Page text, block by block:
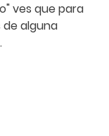
ves que para
de alguna